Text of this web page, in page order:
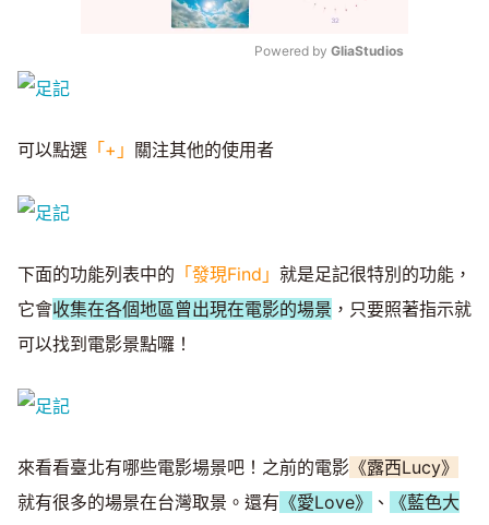
Powered by GliaStudios
可以點選 「+」 關注其他的使用者
下面的功能列表中的 「發現Find」 就是足記很特別的功能，
它會收集在各個地區曾出現在電影的場景 ，只要照著指示就
可以找到電影景點囉！
來看看臺北有哪些電影場景吧！之前的電影 《露西Lucy》
就有很多的場景在台灣取景。還有 《愛Love》 、
《藍色大